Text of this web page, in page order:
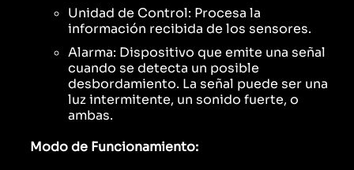
Unidad de Control: Procesa la
información recibida de los sensores.
Alarma: Dispositivo que emite una señal
cuando se detecta un posible
desbordamiento. La señal puede ser una
luz intermitente, un sonido fuerte, o
ambas.
Modo de Funcionamiento: